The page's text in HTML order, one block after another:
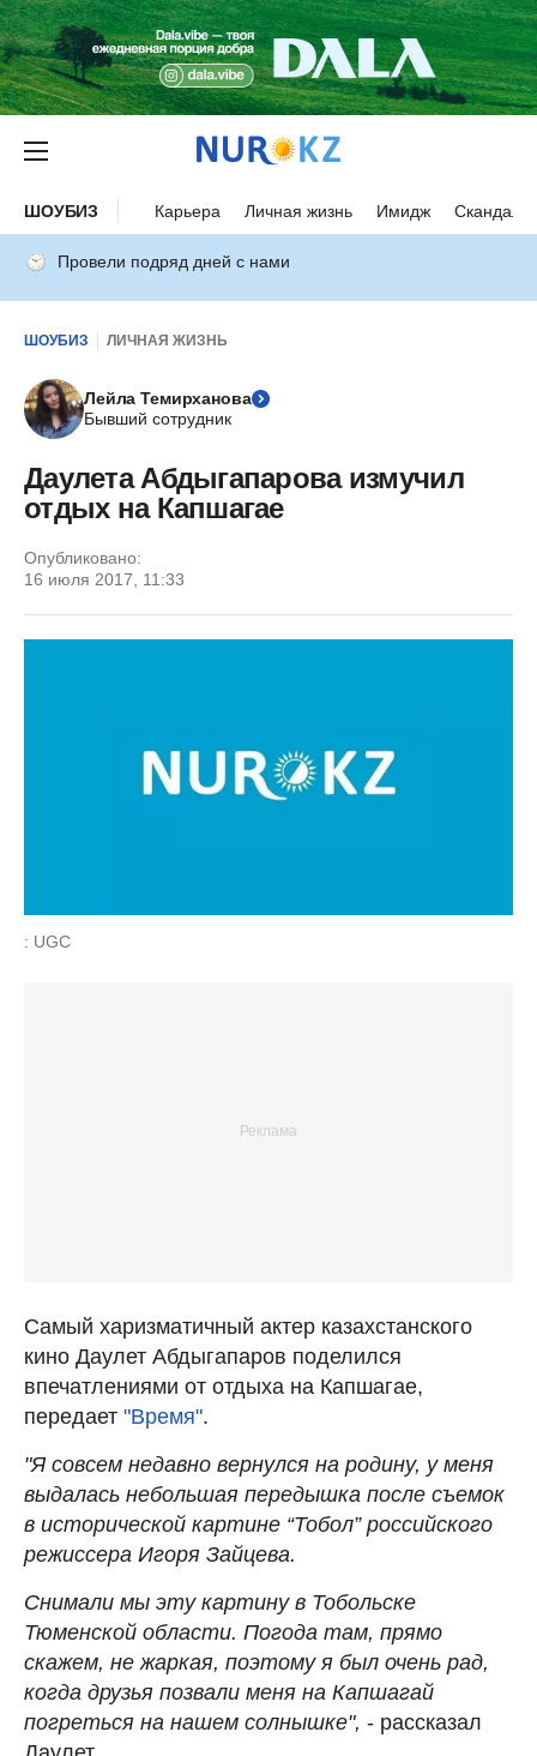
ШОУБИЗ Карьера Личная жизнь Имидж Скандалы
Провели подряд дней с нами
ШОУБИЗ ЛИЧНАЯ ЖИЗНЬ
Лейла Темирханова
Бывший сотрудник
Даулета Абдыгапарова измучил
отдых на Капшагае
Опубликовано:
16 июля 2017, 11:33
: UGC
Самый харизматичный актер казахстанского
кино Даулет Абдыгапаров поделился
впечатлениями от отдыха на Капшагае,
передает "Время".
"Я совсем недавно вернулся на родину, у меня
выдалась небольшая передышка после съемок
в исторической картине “Тобол” российского
режиссера Игоря Зайцева.
Снимали мы эту картину в Тобольске
Тюменской области. Погода там, прямо
скажем, не жаркая, поэтому я был очень рад,
когда друзья позвали меня на Капшагай
погреться на нашем солнышке", - рассказал